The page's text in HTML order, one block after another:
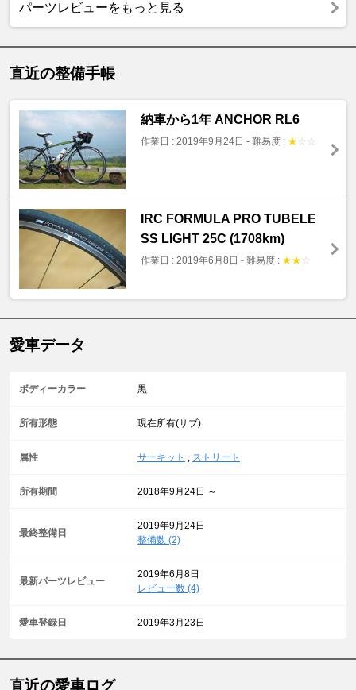
パーツレビューをもっと見る
直近の整備手帳
納車から1年 ANCHOR RL6
作業日 : 2019年9月24日 - 難易度 : ★ ☆ ☆
IRC FORMULA PRO TUBELE
SS LIGHT 25C (1708km)
作業日 : 2019年6月8日 - 難易度 : ★★ ☆
愛車データ
ボディーカラー 黒
所有形態 現在所有(サブ)
属性 サーキット ストリート
所有期間 2018年9月24日 ～
最終整備日
2019年9月24日
整備数 (2)
最新パーツレビュー
2019年6月8日
レビュー数 (4)
愛車登録日 2019年3月23日
直近の愛車ログ